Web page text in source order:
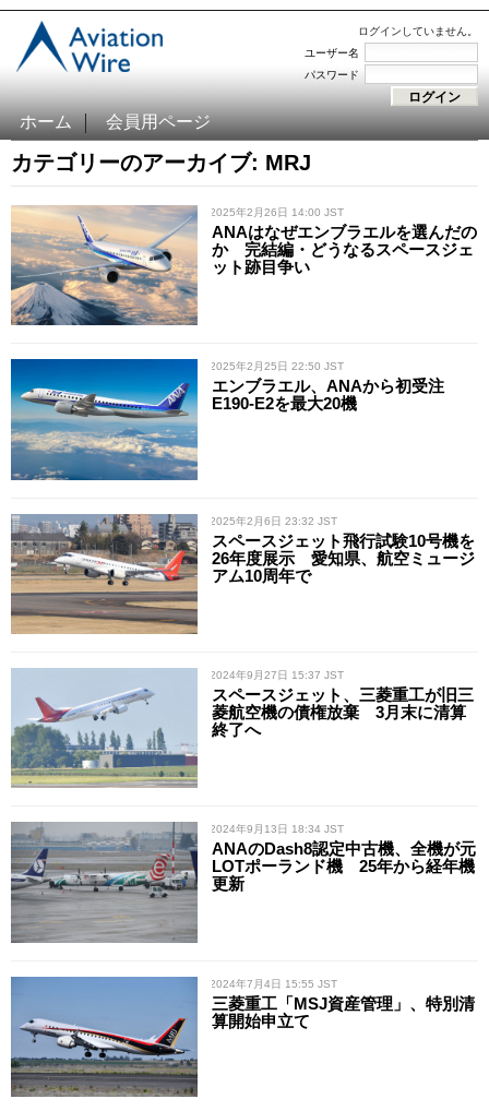
ログインしていません。
ユーザー名
パスワード
ホーム 会員用ページ
カテゴリーのアーカイブ: MRJ
/ 2025年2月26日 14:00 JST
ANAはなぜエンブラエルを選んだの
か 完結編・どうなるスペースジェ
ット跡目争い
/ 2025年2月25日 22:50 JST
エンブラエル、ANAから初受注
E190-E2を最大20機
/ 2025年2月6日 23:32 JST
スペースジェット飛行試験10号機を
26年度展示 愛知県、航空ミュージ
アム10周年で
/ 2024年9月27日 15:37 JST
スペースジェット、三菱重工が旧三
菱航空機の債権放棄 3月末に清算
終了へ
/ 2024年9月13日 18:34 JST
ANAのDash8認定中古機、全機が元
LOTポーランド機 25年から経年機
更新
/ 2024年7月4日 15:55 JST
三菱重工「MSJ資産管理」、特別清
算開始申立て